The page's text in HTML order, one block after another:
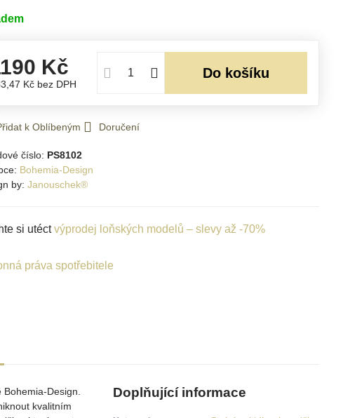
Kč
Kč bez DPH
Do košíku
k Oblíbeným Doručení
číslo: PS8102
Bohemia-Design
by:Janouschek®
si utéctvýprodej loňských modelů – slevy až -70%
práva spotřebitele
Design.
kvalitním
Doplňující informace